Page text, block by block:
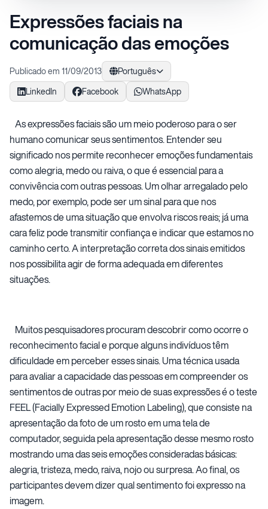
Expressões faciais na
comunicação das emoções
Publicado em 11/09/2013
Português
LinkedIn
Facebook WhatsApp
As expressões faciais são um meio poderoso para o ser
humano comunicar seus sentimentos. Entender seu
significado nos permite reconhecer emoções fundamentais
como alegria, medo ou raiva, o que é essencial para a
convivência com outras pessoas. Um olhar arregalado pelo
medo, por exemplo, pode ser um sinal para que nos
afastemos de uma situação que envolva riscos reais; já uma
cara feliz pode transmitir confiança e indicar que estamos no
caminho certo. A interpretação correta dos sinais emitidos
nos possibilita agir de forma adequada em diferentes
situações.
Muitos pesquisadores procuram descobrir como ocorre o
reconhecimento facial e porque alguns indivíduos têm
dificuldade em perceber esses sinais. Uma técnica usada
para avaliar a capacidade das pessoas em compreender os
sentimentos de outras por meio de suas expressões é o teste
FEEL (Facially Expressed Emotion Labeling), que consiste na
apresentação da foto de um rosto em uma tela de
computador, seguida pela apresentação desse mesmo rosto
mostrando uma das seis emoções consideradas básicas:
alegria, tristeza, medo, raiva, nojo ou surpresa. Ao final, os
participantes devem dizer qual sentimento foi expresso na
imagem.